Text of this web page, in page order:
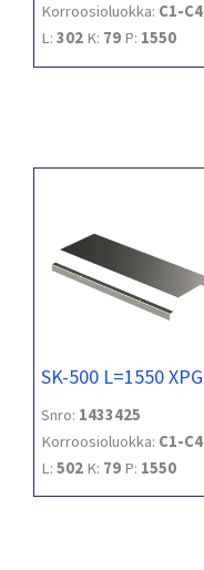
Korroosioluokka: C1-C4
L: 302 K: 79 P: 1550
SK-500 L=1550 XPG
Snro: 1433425
Korroosioluokka: C1-C4
L: 502 K: 79 P: 1550